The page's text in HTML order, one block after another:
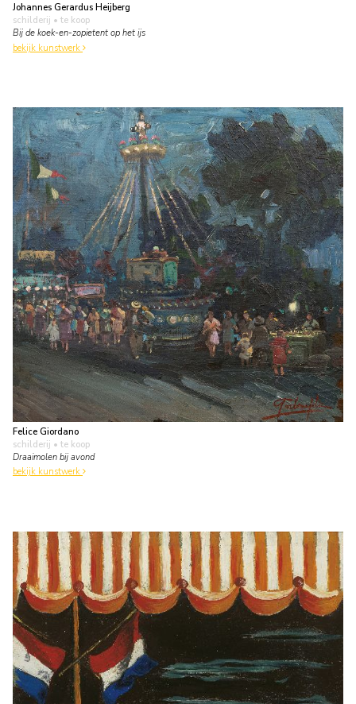
Johannes Gerardus Heijberg
schilderij • te koop
Bij de koek-en-zopietent op het ijs
bekijk kunstwerk
Felice Giordano
schilderij • te koop
Draaimolen bij avond
bekijk kunstwerk